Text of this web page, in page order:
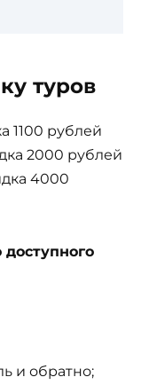
туров
1100 рублей
2000 рублей
4000
доступного
и обратно;